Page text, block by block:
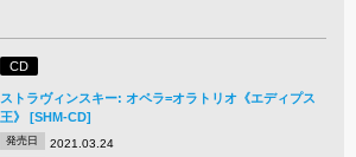
CD
ストラヴィンスキー: オペラ=オラトリオ《エディプス
王》 [SHM-CD]
発売日 2021.03.24